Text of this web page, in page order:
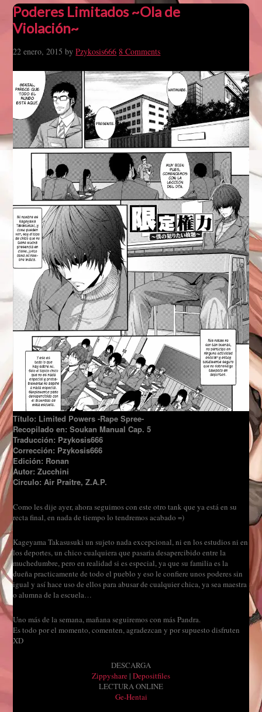
Poderes Limitados ~Ola de
Violación~
22 enero, 2015 byPzykosis666 8 Comments
Título: Limited Powers -Rape Spree-
Recopilado en: Soukan Manual Cap. 5
Traducción: Pzykosis666
Corrección: Pzykosis666
Edición: Ronan
Autor: Zucchini
Circulo: Air Praitre, Z.A.P.
Como les dije ayer, ahora seguimos con este otro tank que ya está en su
recta final, en nada de tiempo lo tendremos acabado =)
Kageyama Takasusuki un sujeto nada excepcional, ni en los estudios ni en
los deportes, un chico cualquiera que pasaria desapercibido entre la
muchedumbre, pero en realidad si es especial, ya que su familia es la
dueña practicamente de todo el pueblo y eso le confiere unos poderes sin
igual y así hace uso de ellos para abusar de cualquier chica, ya sea maestra
o alumna de la escuela…
Uno más de la semana, mañana seguiremos con más Pandra.
Es todo por el momento, comenten, agradezcan y por supuesto disfruten
XD
DESCARGA
Zippyshare | Depositfiles
LECTURA ONLINE
Ge-Hentai